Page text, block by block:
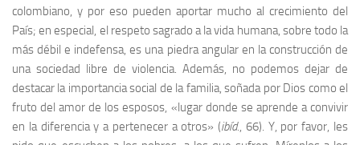
colombiano, y por eso pueden aportar mucho al crecimiento del
País; en especial, el respeto sagrado a la vida humana, sobre todo la
más débil e indefensa, es una piedra angular en la construcción de
una sociedad libre de violencia. Además, no podemos dejar de
destacar la importancia social de la familia, soñada por Dios como el
fruto del amor de los esposos, «lugar donde se aprende a convivir
en la diferencia y a pertenecer a otros» (ibíd., 66). Y, por favor, les